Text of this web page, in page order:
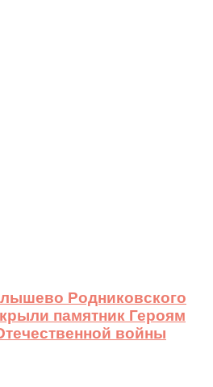
Родниковского
памятник Героям
войны